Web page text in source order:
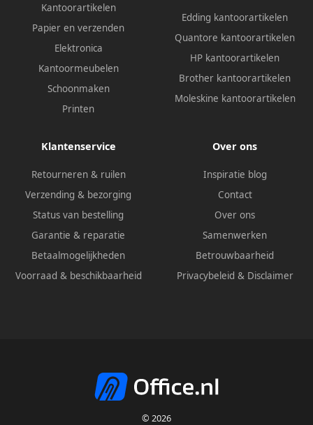
Kantoorartikelen
Papier en verzenden
Elektronica
Kantoormeubelen
Schoonmaken
Printen
Edding kantoorartikelen
Quantore kantoorartikelen
HP kantoorartikelen
Brother kantoorartikelen
Moleskine kantoorartikelen
Klantenservice
Retourneren & ruilen
Verzending & bezorging
Status van bestelling
Garantie & reparatie
Betaalmogelijkheden
Voorraad & beschikbaarheid
Over ons
Inspiratie blog
Contact
Over ons
Samenwerken
Betrouwbaarheid
Privacybeleid & Disclaimer
© 2026